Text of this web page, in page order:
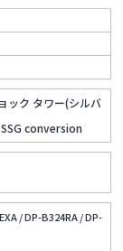
ック タワー(シルバ
conversion
/DP-B324RA /DP-